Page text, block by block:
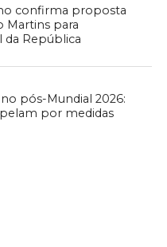
confirma proposta
Martins para
da República
pós-Mundial 2026:
por medidas